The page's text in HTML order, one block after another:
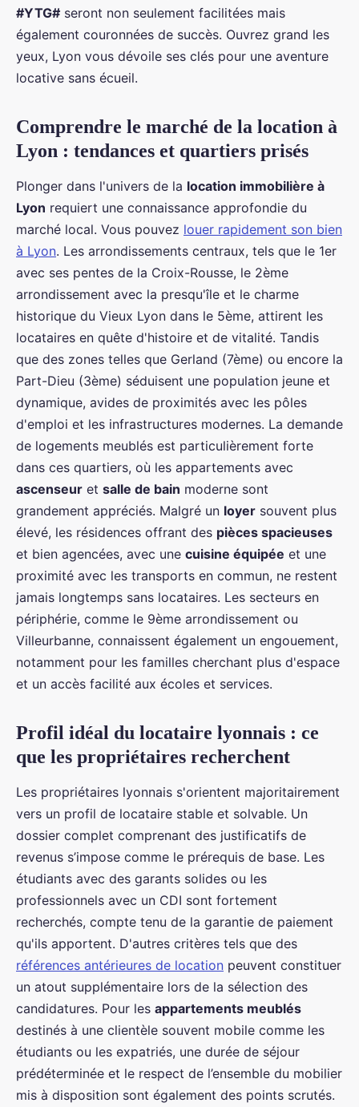
#YTG# seront non seulement facilitées mais
également couronnées de succès. Ouvrez grand les
yeux, Lyon vous dévoile ses clés pour une aventure
locative sans écueil.
Comprendre le marché de la location à
Lyon : tendances et quartiers prisés
Plonger dans l'univers de la location immobilière à
Lyon requiert une connaissance approfondie du
marché local. Vous pouvez louer rapidement son bien
à Lyon. Les arrondissements centraux, tels que le 1er
avec ses pentes de la Croix-Rousse, le 2ème
arrondissement avec la presqu'île et le charme
historique du Vieux Lyon dans le 5ème, attirent les
locataires en quête d'histoire et de vitalité. Tandis
que des zones telles que Gerland (7ème) ou encore la
Part-Dieu (3ème) séduisent une population jeune et
dynamique, avides de proximités avec les pôles
d'emploi et les infrastructures modernes. La demande
de logements meublés est particulièrement forte
dans ces quartiers, où les appartements avec
ascenseur et salle de bain moderne sont
grandement appréciés. Malgré un loyer souvent plus
élevé, les résidences offrant des pièces spacieuses
et bien agencées, avec une cuisine équipée et une
proximité avec les transports en commun, ne restent
jamais longtemps sans locataires. Les secteurs en
périphérie, comme le 9ème arrondissement ou
Villeurbanne, connaissent également un engouement,
notamment pour les familles cherchant plus d'espace
et un accès facilité aux écoles et services.
Profil idéal du locataire lyonnais : ce
que les propriétaires recherchent
Les propriétaires lyonnais s'orientent majoritairement
vers un profil de locataire stable et solvable. Un
dossier complet comprenant des justificatifs de
revenus s’impose comme le prérequis de base. Les
étudiants avec des garants solides ou les
professionnels avec un CDI sont fortement
recherchés, compte tenu de la garantie de paiement
qu'ils apportent. D'autres critères tels que des
références antérieures de location peuvent constituer
un atout supplémentaire lors de la sélection des
candidatures. Pour les appartements meublés
destinés à une clientèle souvent mobile comme les
étudiants ou les expatriés, une durée de séjour
prédéterminée et le respect de l’ensemble du mobilier
mis à disposition sont également des points scrutés.